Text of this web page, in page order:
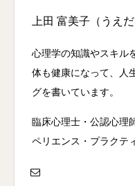
上田 富美子（うえだ
心理学の知識やスキル
体も健康になって、人
グを書いています。
臨床心理士・公認心理
ペリエンス・プラクテ